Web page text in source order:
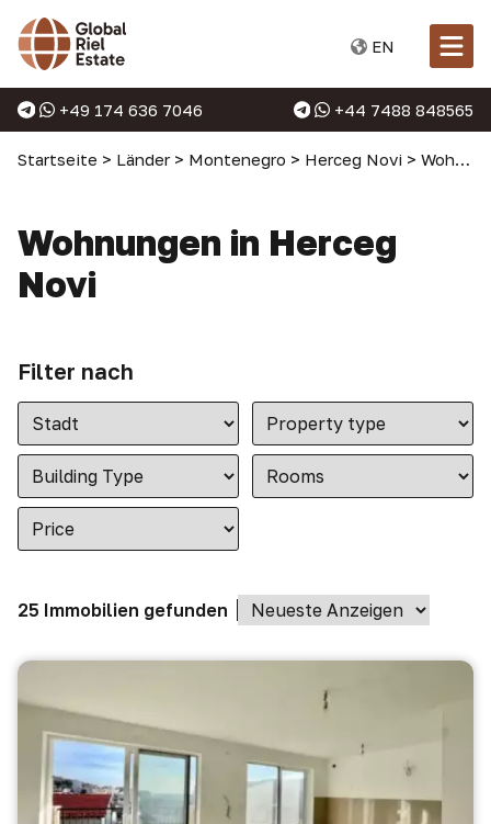
EN
+49 174 636 7046 +44 7488 848565
Startseite > Länder > Montenegro > Herceg Novi > Wohnungen in Herceg Novi
Wohnungen in Herceg
Novi
Filter nach
25 Immobilien gefunden